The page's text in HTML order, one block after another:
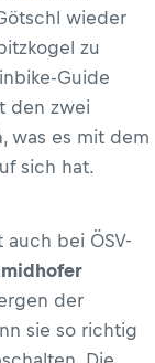
wieder
zu
Guide
den zwei
was es mit dem
sich hat.
bei ÖSV-
der
sie so richtig